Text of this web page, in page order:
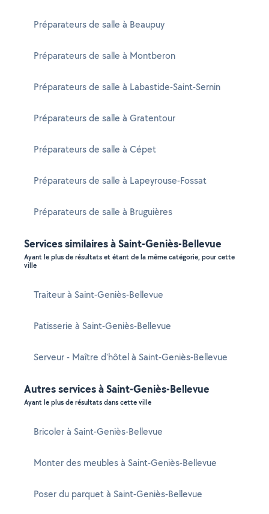
Préparateurs de salle à Beaupuy
Préparateurs de salle à Montberon
Préparateurs de salle à Labastide-Saint-Sernin
Préparateurs de salle à Gratentour
Préparateurs de salle à Cépet
Préparateurs de salle à Lapeyrouse-Fossat
Préparateurs de salle à Bruguières
Services similaires à Saint-Geniès-Bellevue
Ayant le plus de résultats et étant de la même catégorie, pour cette
ville
Traiteur à Saint-Geniès-Bellevue
Patisserie à Saint-Geniès-Bellevue
Serveur - Maître d'hôtel à Saint-Geniès-Bellevue
Autres services à Saint-Geniès-Bellevue
Ayant le plus de résultats dans cette ville
Bricoler à Saint-Geniès-Bellevue
Monter des meubles à Saint-Geniès-Bellevue
Poser du parquet à Saint-Geniès-Bellevue